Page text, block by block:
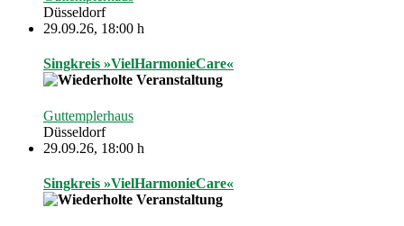
Düsseldorf
29.09.26, 18:00 h
Singkreis »VielHarmonieCare«
Guttemplerhaus
Düsseldorf
29.09.26, 18:00 h
Singkreis »VielHarmonieCare«